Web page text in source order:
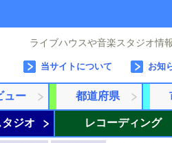
ライブハウスや音楽スタジオ情
お知
当サイトについて
ュー 都道府県
ジオ レコーディング